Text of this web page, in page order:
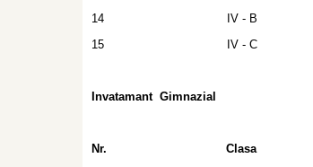
14
IV - B
15
IV - C
Invatamant Gimnazial
Nr. Clasa